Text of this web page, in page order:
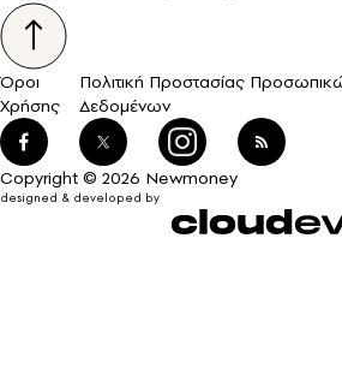
Όροι
Χρήσης
Πολιτική Προστασίας
Δεδομένων
Copyright © 2026 Newmoney
designed & developed by